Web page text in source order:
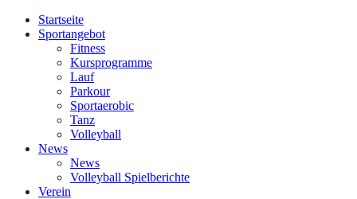
Startseite
Sportangebot
Fitness
Kursprogramme
Lauf
Parkour
Sportaerobic
Tanz
Volleyball
News
News
Volleyball Spielberichte
Verein